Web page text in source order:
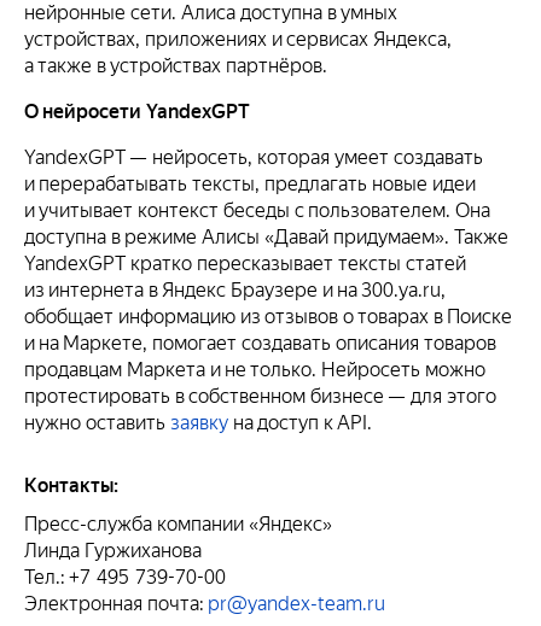
нейронные сети. Алиса доступна в умных
устройствах, приложениях и сервисах Яндекса,
а также в устройствах партнёров.
О нейросети YandexGPT
YandexGPT — нейросеть, которая умеет создавать
и перерабатывать тексты, предлагать новые идеи
и учитывает контекст беседы с пользователем. Она
доступна в режиме Алисы «Давай придумаем». Также
YandexGPT кратко пересказывает тексты статей
из интернета в Яндекс Браузере и на 300.ya.ru,
обобщает информацию из отзывов о товарах в Поиске
и на Маркете, помогает создавать описания товаров
продавцам Маркета и не только. Нейросеть можно
протестировать в собственном бизнесе — для этого
нужно оставить заявку на доступ к API.
Контакты:
Пресс-служба компании «Яндекс»
Линда Гуржиханова
Тел.: +7 495 739-70-00
Электронная почта: pr@yandex-team.ru